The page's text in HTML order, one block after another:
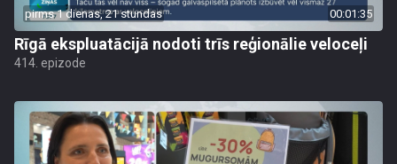
pirms 1 dienas, 21 stundas 00:01:35
Rīgā ekspluatācijā nodoti trīs reģionālie veloceļi
414. epizode